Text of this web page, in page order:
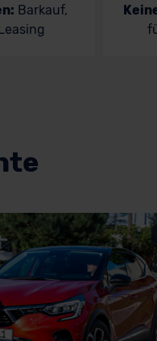
Barkauf,